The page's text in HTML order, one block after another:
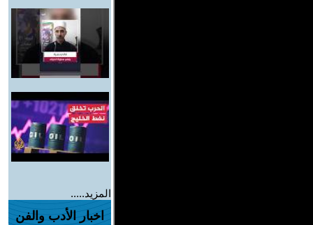
المزيد.....
اخبار الأدب والفن